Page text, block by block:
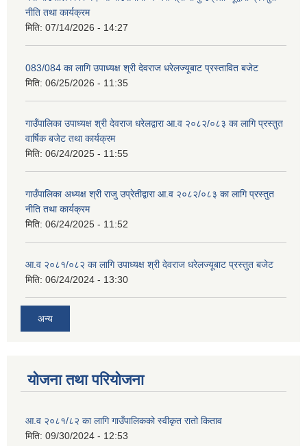
नीति तथा कार्यक्रम
मिति: 07/14/2026 - 14:27
083/084 का लागि उपाध्यक्ष श्री देवराज धरेलज्यूबाट प्रस्तावित बजेट
मिति: 06/25/2026 - 11:35
गाउँपालिका उपाध्यक्ष श्री देवराज धरेलद्वारा आ.व २०८२/०८३ का लागि प्रस्तुत
वार्षिक बजेट तथा कार्यक्रम
मिति: 06/24/2025 - 11:55
गाउँपालिका अध्यक्ष श्री राजु उप्रेतीद्वारा आ.व २०८२/०८३ का लागि प्रस्तुत
नीति तथा कार्यक्रम
मिति: 06/24/2025 - 11:52
आ.व २०८१/०८२ का लागि उपाध्यक्ष श्री देवराज धरेलज्यूबाट प्रस्तुत बजेट
मिति: 06/24/2024 - 13:30
अन्य
योजना तथा परियोजना
आ.व २०८१/८२ का लागि गाउँपालिकको स्वीकृत रातो किताव
मिति: 09/30/2024 - 12:53